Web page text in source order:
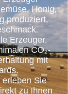
Honig,
produziert,
Erzeuger,
CO₂-
mit
Sie
zu Ihnen